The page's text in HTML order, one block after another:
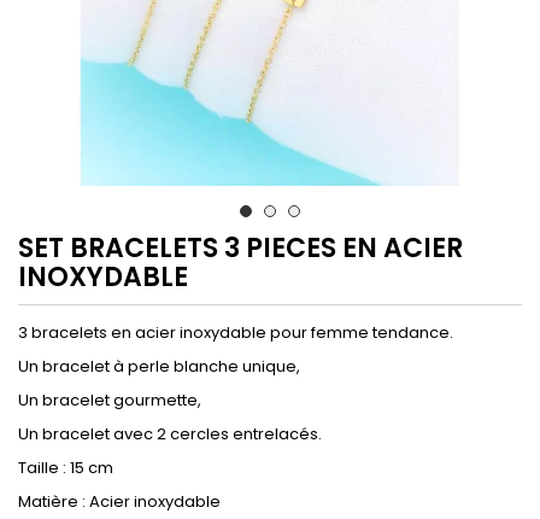
SET BRACELETS 3 PIECES EN ACIER
INOXYDABLE
3 bracelets en acier inoxydable pour femme tendance.
Un bracelet à perle blanche unique,
Un bracelet gourmette,
Un bracelet avec 2 cercles entrelacés.
Taille : 15 cm
Matière : Acier inoxydable